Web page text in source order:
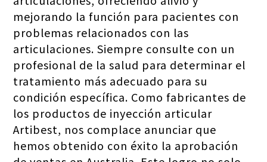
mejorando la función para pacientes con
problemas relacionados con las
articulaciones. Siempre consulte con un
profesional de la salud para determinar el
tratamiento más adecuado para su
condición específica. Como fabricantes de
los productos de inyección articular
Artibest, nos complace anunciar que
hemos obtenido con éxito la aprobación